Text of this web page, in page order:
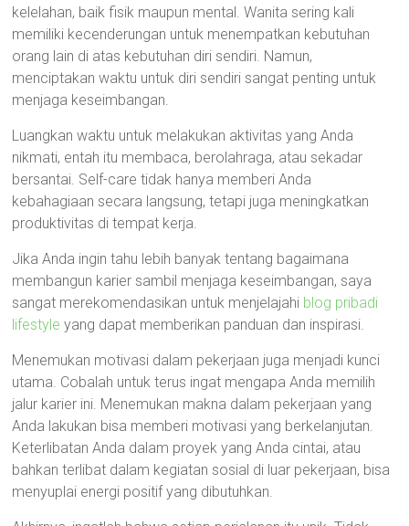
kelelahan, baik fisik maupun mental. Wanita sering kali
memiliki kecenderungan untuk menempatkan kebutuhan
orang lain di atas kebutuhan diri sendiri. Namun,
menciptakan waktu untuk diri sendiri sangat penting untuk
menjaga keseimbangan.
Luangkan waktu untuk melakukan aktivitas yang Anda
nikmati, entah itu membaca, berolahraga, atau sekadar
bersantai. Self-care tidak hanya memberi Anda
kebahagiaan secara langsung, tetapi juga meningkatkan
produktivitas di tempat kerja.
Jika Anda ingin tahu lebih banyak tentang bagaimana
membangun karier sambil menjaga keseimbangan, saya
sangat merekomendasikan untuk menjelajahi blog pribadi
lifestyle yang dapat memberikan panduan dan inspirasi.
Menemukan motivasi dalam pekerjaan juga menjadi kunci
utama. Cobalah untuk terus ingat mengapa Anda memilih
jalur karier ini. Menemukan makna dalam pekerjaan yang
Anda lakukan bisa memberi motivasi yang berkelanjutan.
Keterlibatan Anda dalam proyek yang Anda cintai, atau
bahkan terlibat dalam kegiatan sosial di luar pekerjaan, bisa
menyuplai energi positif yang dibutuhkan.